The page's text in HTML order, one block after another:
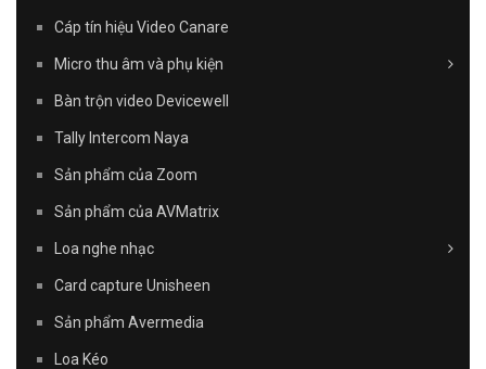
Cáp tín hiệu Video Canare
Micro thu âm và phụ kiện
Bàn trộn video Devicewell
Tally Intercom Naya
Sản phẩm của Zoom
Sản phẩm của AVMatrix
Loa nghe nhạc
Card capture Unisheen
Sản phẩm Avermedia
Loa Kéo